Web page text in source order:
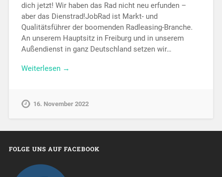
dich jetzt! Wir haben das Rad nicht neu erfunden –
aber das Dienstrad!JobRad ist Markt- und
Qualitätsführer der boomenden Radleasing-Branche.
An unserem Hauptsitz in Freiburg und in unserem
Außendienst in ganz Deutschland setzen wir…
Weiterlesen →
16. November 2022
FOLGE UNS AUF FACEBOOK